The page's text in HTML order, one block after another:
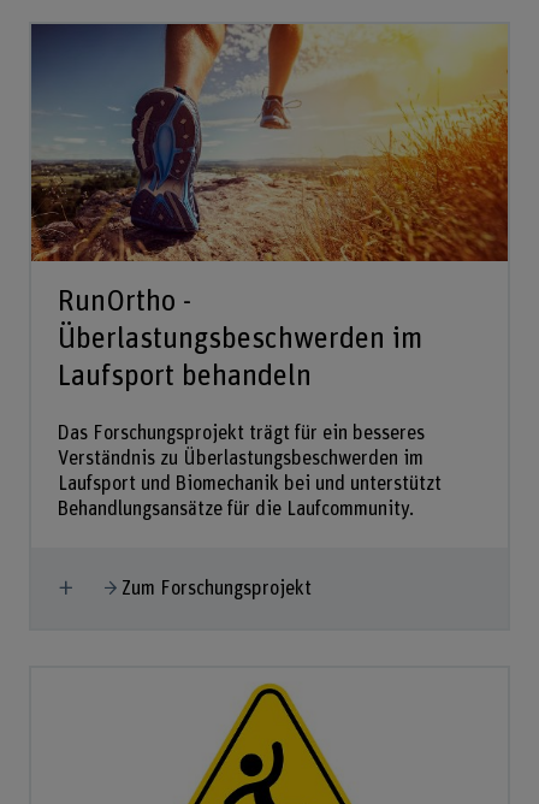
RunOrtho -
Überlastungsbeschwerden im
Laufsport behandeln
Das Forschungsprojekt trägt für ein besseres
Verständnis zu Überlastungsbeschwerden im
Laufsport und Biomechanik bei und unterstützt
Behandlungsansätze für die Laufcommunity.
Mehr anzeigen
Zum Forschungsprojekt